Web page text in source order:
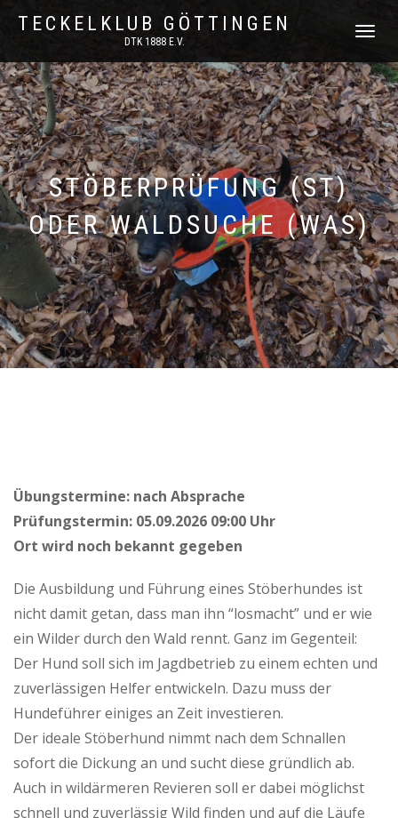
TECKELKLUB GÖTTINGEN
DTK 1888 E.V.
STÖBERPRÜFUNG (ST)
ODER WALDSUCHE (WAS)
Übungstermine: nach Absprache
Prüfungstermin: 05.09.2026 09:00 Uhr
Ort wird noch bekannt gegeben
Die Ausbildung und Führung eines Stöberhundes ist
nicht damit getan, dass man ihn “losmacht” und er wie
ein Wilder durch den Wald rennt. Ganz im Gegenteil:
Der Hund soll sich im Jagdbetrieb zu einem echten und
zuverlässigen Helfer entwickeln. Dazu muss der
Hundeführer einiges an Zeit investieren.
Der ideale Stöberhund nimmt nach dem Schnallen
sofort die Dickung an und sucht diese gründlich ab.
Auch in wildärmeren Revieren soll er dabei möglichst
schnell und zuverlässig Wild finden und auf die Läufe